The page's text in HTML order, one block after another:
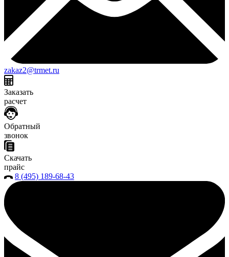
zakaz2@trmet.ru
Заказать
расчет
Обратный
звонок
Скачать
прайс
8 (495) 189-68-43